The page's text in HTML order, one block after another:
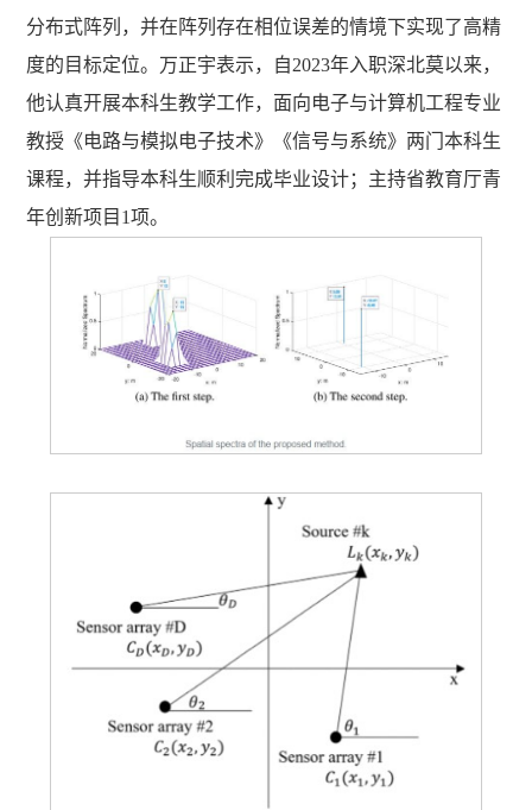
分布式阵列，并在阵列存在相位误差的情境下实现了高精
度的目标定位。万正宇表示，自2023年入职深北莫以来，
他认真开展本科生教学工作，面向电子与计算机工程专业
教授《电路与模拟电子技术》《信号与系统》两门本科生
课程，并指导本科生顺利完成毕业设计；主持省教育厅青
年创新项目1项。